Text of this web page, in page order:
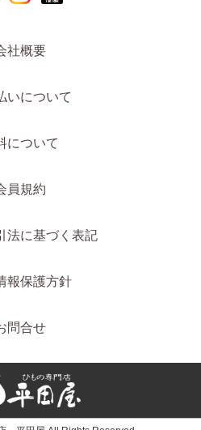
社概要
いについて
について
員規約
法に基づく表記
報保護方針
問合せ